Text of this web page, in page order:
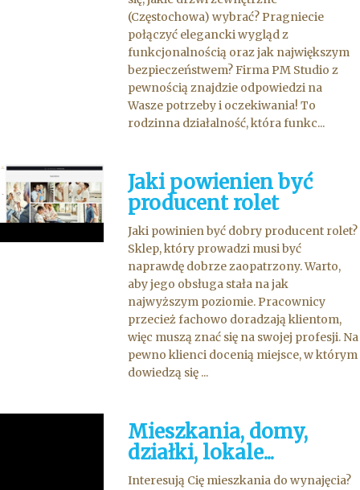
(Częstochowa) wybrać? Pragniecie
połączyć elegancki wygląd z
funkcjonalnością oraz jak największym
bezpieczeństwem? Firma PM Studio z
pewnością znajdzie odpowiedzi na
Wasze potrzeby i oczekiwania! To
rodzinna działalność, która funkc...
Jaki powienien być
producent rolet
Jaki powinien być dobry producent rolet?
Sklep, który prowadzi musi być
naprawdę dobrze zaopatrzony. Warto,
aby jego obsługa stała na jak
najwyższym poziomie. Pracownicy
przecież fachowo doradzają klientom,
więc muszą znać się na swojej profesji. Na
pewno klienci docenią miejsce, w którym
dowiedzą się ...
Mieszkania, domy,
działki, lokale...
Interesują Cię mieszkania do wynajęcia?